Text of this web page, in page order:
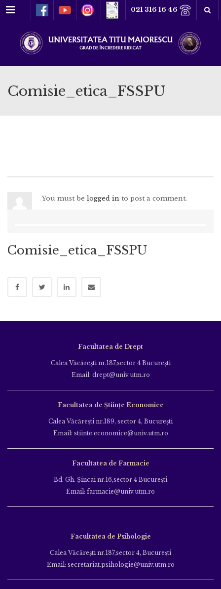
Meniu 021 316 16 46
Comisie_etica_FSSPU
You must be logged in to post a comment.
Comisie_etica_FSSPU
Facultatea de Drept
Calea Văcăreşti nr.187,sector 4 Bucureşti
Email: drept@univ.utm.ro
Facultatea de Științe Economice
Calea Văcăreşti nr.189, sector 4, Bucureşti
Email: stiinte.economice@univ.utm.ro
Facultatea de Farmacie
Bd. Gh. Şincai nr.16,sector 4 Bucureşti
Email: farmacie@univ.utm.ro
Facultatea de Psihologie
Calea Văcăreşti nr.187,sector 4, Bucureşti
Email: secretariat.psihologie@univ.utm.ro